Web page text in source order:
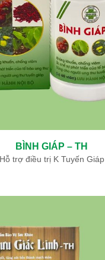
BÌNH GIÁP – TH
Hỗ trợ điều trị K Tuyến Giáp